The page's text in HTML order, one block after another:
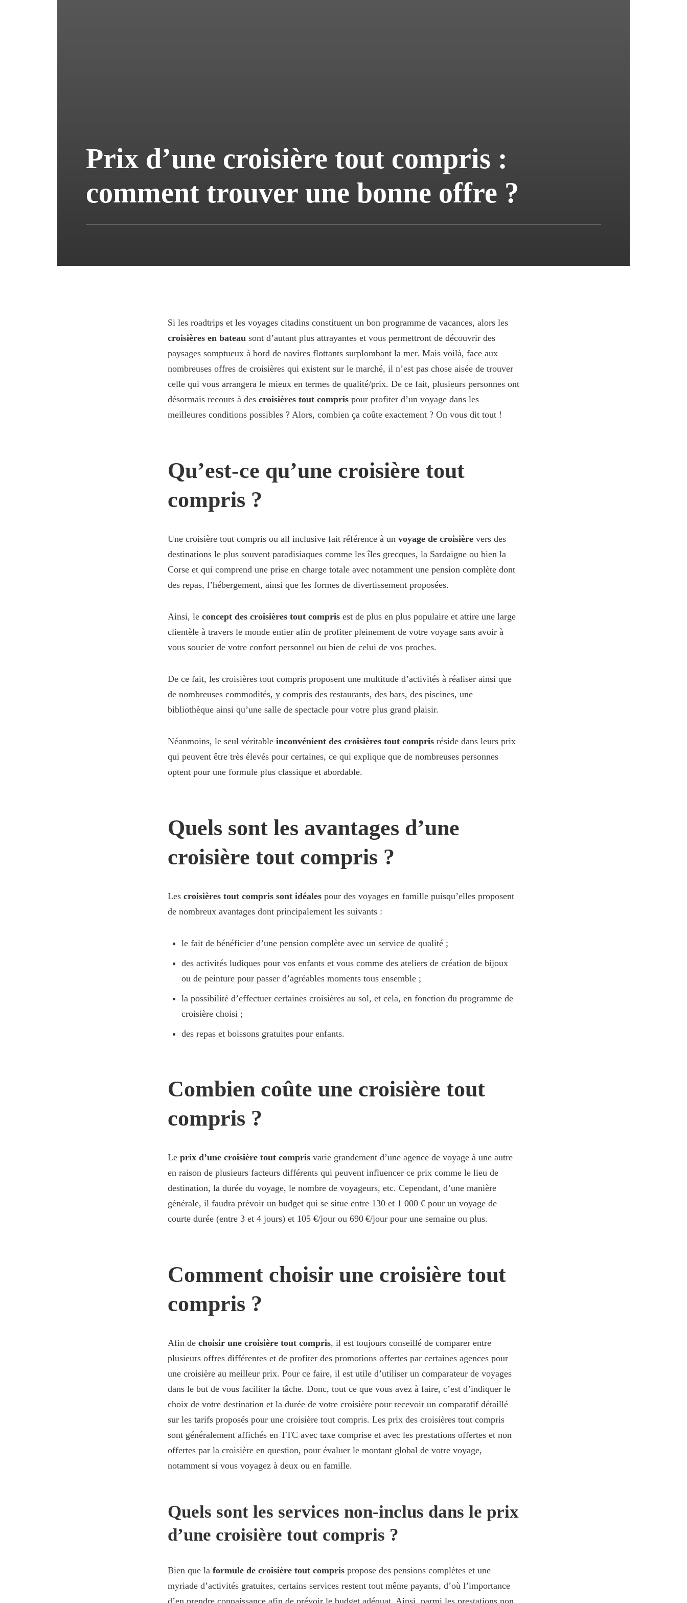
Prix d’une croisière tout compris :
comment trouver une bonne offre ?
Si les roadtrips et les voyages citadins constituent un bon programme de vacances, alors les
croisières en bateau sont d’autant plus attrayantes et vous permettront de découvrir des
paysages somptueux à bord de navires flottants surplombant la mer. Mais voilà, face aux
nombreuses offres de croisières qui existent sur le marché, il n’est pas chose aisée de trouver
celle qui vous arrangera le mieux en termes de qualité/prix. De ce fait, plusieurs personnes ont
désormais recours à des croisières tout compris pour profiter d’un voyage dans les
meilleures conditions possibles ? Alors, combien ça coûte exactement ? On vous dit tout !
Qu’est-ce qu’une croisière tout
compris ?
Une croisière tout compris ou all inclusive fait référence à un voyage de croisière vers des
destinations le plus souvent paradisiaques comme les îles grecques, la Sardaigne ou bien la
Corse et qui comprend une prise en charge totale avec notamment une pension complète dont
des repas, l’hébergement, ainsi que les formes de divertissement proposées.
Ainsi, le concept des croisières tout compris est de plus en plus populaire et attire une large
clientèle à travers le monde entier afin de profiter pleinement de votre voyage sans avoir à
vous soucier de votre confort personnel ou bien de celui de vos proches.
De ce fait, les croisières tout compris proposent une multitude d’activités à réaliser ainsi que
de nombreuses commodités, y compris des restaurants, des bars, des piscines, une
bibliothèque ainsi qu’une salle de spectacle pour votre plus grand plaisir.
Néanmoins, le seul véritable inconvénient des croisières tout compris réside dans leurs prix
qui peuvent être très élevés pour certaines, ce qui explique que de nombreuses personnes
optent pour une formule plus classique et abordable.
Quels sont les avantages d’une
croisière tout compris ?
Les croisières tout compris sont idéales pour des voyages en famille puisqu’elles proposent
de nombreux avantages dont principalement les suivants :
le fait de bénéficier d’une pension complète avec un service de qualité ;
des activités ludiques pour vos enfants et vous comme des ateliers de création de bijoux
ou de peinture pour passer d’agréables moments tous ensemble ;
la possibilité d’effectuer certaines croisières au sol, et cela, en fonction du programme de
croisière choisi ;
des repas et boissons gratuites pour enfants.
Combien coûte une croisière tout
compris ?
Le prix d’une croisière tout compris varie grandement d’une agence de voyage à une autre
en raison de plusieurs facteurs différents qui peuvent influencer ce prix comme le lieu de
destination, la durée du voyage, le nombre de voyageurs, etc. Cependant, d’une manière
générale, il faudra prévoir un budget qui se situe entre 130 et 1 000 € pour un voyage de
courte durée (entre 3 et 4 jours) et 105 €/jour ou 690 €/jour pour une semaine ou plus.
Comment choisir une croisière tout
compris ?
Afin de choisir une croisière tout compris, il est toujours conseillé de comparer entre
plusieurs offres différentes et de profiter des promotions offertes par certaines agences pour
une croisière au meilleur prix. Pour ce faire, il est utile d’utiliser un comparateur de voyages
dans le but de vous faciliter la tâche. Donc, tout ce que vous avez à faire, c’est d’indiquer le
choix de votre destination et la durée de votre croisière pour recevoir un comparatif détaillé
sur les tarifs proposés pour une croisière tout compris. Les prix des croisières tout compris
sont généralement affichés en TTC avec taxe comprise et avec les prestations offertes et non
offertes par la croisière en question, pour évaluer le montant global de votre voyage,
notamment si vous voyagez à deux ou en famille.
Quels sont les services non-inclus dans le prix
d’une croisière tout compris ?
Bien que la formule de croisière tout compris propose des pensions complètes et une
myriade d’activités gratuites, certains services restent tout même payants, d’où l’importance
d’en prendre connaissance afin de prévoir le budget adéquat. Ainsi, parmi les prestations non